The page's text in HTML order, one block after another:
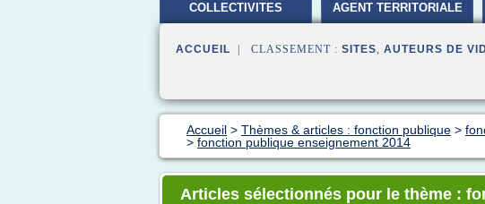
COLLECTIVITES AGENT TERRITORIALE
ACCUEIL | CLASSEMENT : SITES, AUTEURS DE
Accueil > Thèmes & articles : fonction publique >
> fonction publique enseignement 2014
Articles sélectionnés pour le thème :